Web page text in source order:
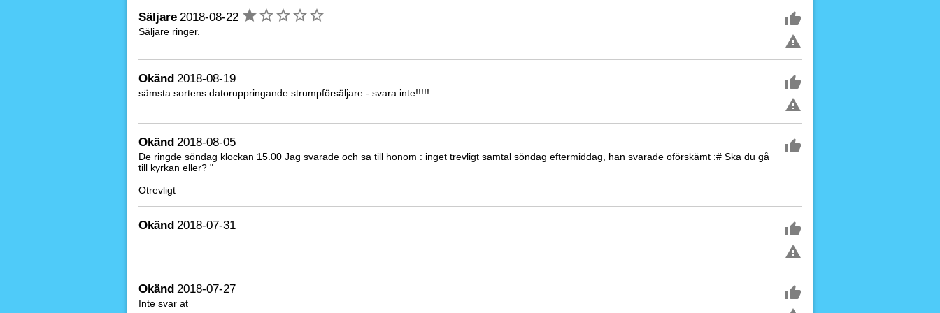
Säljare 2018-08-22
Säljare ringer.
Okänd 2018-08-19
sämsta sortens datoruppringande strumpförsäljare - svara inte!!!!!
Okänd 2018-08-05
De ringde söndag klockan 15.00 Jag svarade och sa till honom : inget trevligt samtal söndag eftermiddag, han svarade oförskämt :# Ska du gå
till kyrkan eller? "
Otrevligt
Okänd 2018-07-31
Okänd 2018-07-27
Inte svar at